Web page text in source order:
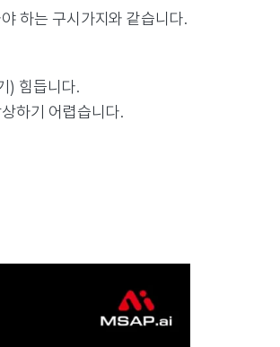
하는 구시가지와 같습니다.
) 힘듭니다.
하기 어렵습니다.